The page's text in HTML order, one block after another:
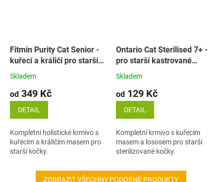
Fitmin Purity Cat Senior -
kuřecí a králičí pro starší
kočky
Skladem
od 349 Kč
DETAIL
Kompletní holistické krmivo s
kuřecím a králičím masem pro
starší kočky.
Ontario Cat Sterilised 7+ -
pro starší kastrované
kočky
Skladem
od 129 Kč
DETAIL
Kompletní krmivo s kuřecím
masem a lososem pro starší
sterilizované kočky.
ZOBRAZIT VŠECHNY PODOBNÉ PRODUKTY